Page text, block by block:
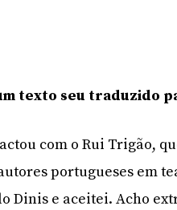
texto seu traduzido
com o Rui Trigão,
portugueses em
Dinis e aceitei. Acho